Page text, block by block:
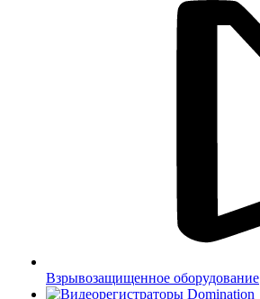
Взрывозащищенное оборудование